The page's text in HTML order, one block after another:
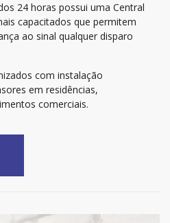
24 horas possui uma Central
capacitados que permitem
ao sinal qualquer disparo
com instalação
em residências,
comerciais.